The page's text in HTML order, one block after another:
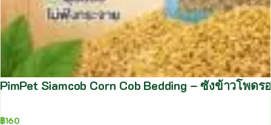
PimPet Siamcob Corn Cob Bedding – ซังข้าวโพ
฿160